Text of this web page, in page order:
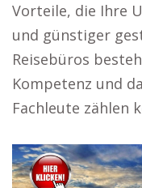
Vorteile, die Ihre
und günstiger
Reisebüros
Kompetenz und
Fachleute zählen